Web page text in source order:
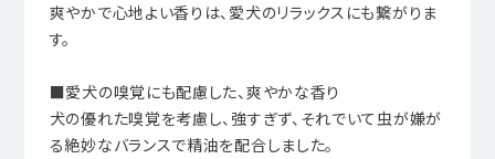
爽やかで心地よい香りは、愛犬のリラックスにも繋がりま
す。
■愛犬の嗅覚にも配慮した、爽やかな香り
犬の優れた嗅覚を考慮し、強すぎず、それでいて虫が嫌が
る絶妙なバランスで精油を配合しました。